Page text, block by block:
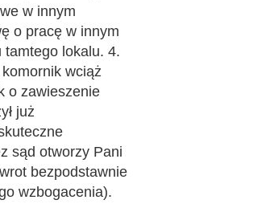
w innym
o pracę w innym
lokalu. 4.
wciąż
o zawieszenie
już
sąd otworzy Pani
bezpodstawnie
wzbogacenia).